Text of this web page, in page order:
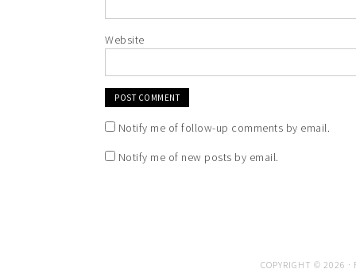
Website
Notify me of follow-up comments by email.
Notify me of new posts by email.
COPYRIGHT © 2026 ·